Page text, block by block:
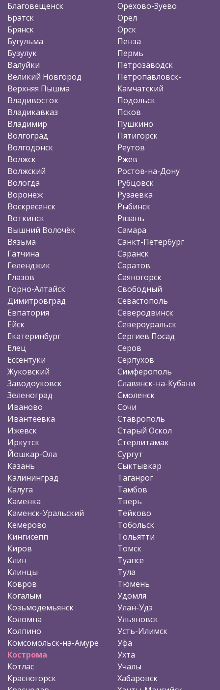
Благовещенск
Братск
Брянск
Бугульма
Бузулук
Валуйки
Великий Новгород
Верхняя Пышма
Владивосток
Владикавказ
Владимир
Волгоград
Волгодонск
Волжск
Волжский
Вологда
Воронеж
Воскресенск
Воткинск
Вышний Волочёк
Вязьма
Гатчина
Геленджик
Глазов
Горно-Алтайск
Димитровград
Евпатория
Ейск
Екатеринбург
Елец
Ессентуки
Жуковский
Заводоуковск
Зеленоград
Иваново
Ивантеевка
Ижевск
Иркутск
Йошкар-Ола
Казань
Калининград
Калуга
Каменка
Каменск-Уральский
Кемерово
Кингисепп
Киров
Клин
Клинцы
Ковров
Когалым
Козьмодемьянск
Коломна
Колпино
Комсомольск-на-Амуре
Кострома
Котлас
Красногорск
Орехово-Зуево
Орёл
Орск
Пенза
Пермь
Петрозаводск
Петропавловск-
Камчатский
Подольск
Псков
Пушкино
Пятигорск
Реутов
Ржев
Ростов-на-Дону
Рубцовск
Рузаевка
Рыбинск
Рязань
Самара
Санкт-Петербург
Саранск
Саратов
Саяногорск
Свободный
Севастополь
Северодвинск
Североуральск
Сергиев Посад
Серов
Серпухов
Симферополь
Славянск-на-Кубани
Смоленск
Сочи
Ставрополь
Старый Оскол
Стерлитамак
Сургут
Сыктывкар
Таганрог
Тамбов
Тверь
Тейково
Тобольск
Тольятти
Томск
Туапсе
Тула
Тюмень
Удомля
Улан-Удэ
Ульяновск
Усть-Илимск
Уфа
Ухта
Учалы
Хабаровск